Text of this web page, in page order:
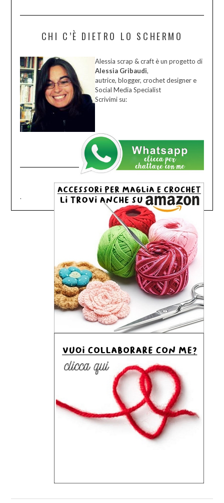
CHI C’È DIETRO LO SCHERMO
Alessia scrap & craft è un progetto di
Alessia Gribaudi,
autrice, blogger, crochet designer e
Social Media Specialist
Scrivimi su:
.